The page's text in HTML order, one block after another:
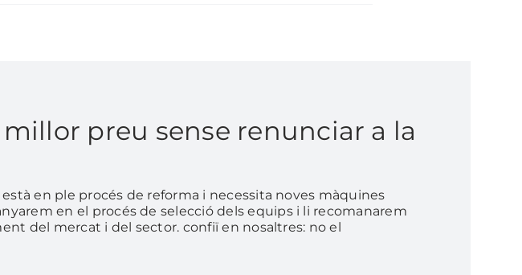
preu sense renunciar a la
en ple procés de reforma i necessita noves màquines
en el procés de selecció dels equips i li recomanarem
del mercat i del sector. confiï en nosaltres: no el